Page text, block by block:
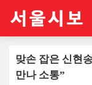
맞손 잡은 신현
만나 소통”